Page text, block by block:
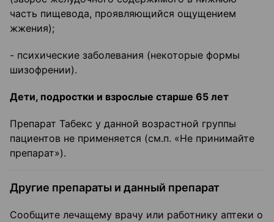
часть пищевода, проявляющийся ощущением
жжения);
- психические заболевания (некоторые формы
шизофрении).
Дети, подростки и взрослые старше 65 лет
Препарат Табекс у данной возрастной группы
пациентов не применяется (см.п. «Не принимайте
препарат»).
Другие препараты и данный препарат
Сообщите лечащему врачу или работнику аптеки о